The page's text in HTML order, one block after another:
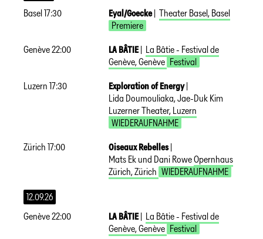
Basel17:30 Eyal/Goecke | Theater Basel, Basel
Premiere
Genève22:00 LA BÂTIE| La Bâtie - Festival de
Genève,Genève Festival
Luzern 17:30 Exploration of Energy |
Lida Doumouliaka, Jae-Duk Kim
Luzerner Theater, Luzern
WIEDERAUFNAHME
Zürich 17:00 Oiseaux Rebelles |
Mats Ek und Dani RoweOpernhaus
Zürich,Zürich WIEDERAUFNAHME
12.09.26
Genève22:00 LA BÂTIE| La Bâtie - Festival de
Genève,Genève Festival